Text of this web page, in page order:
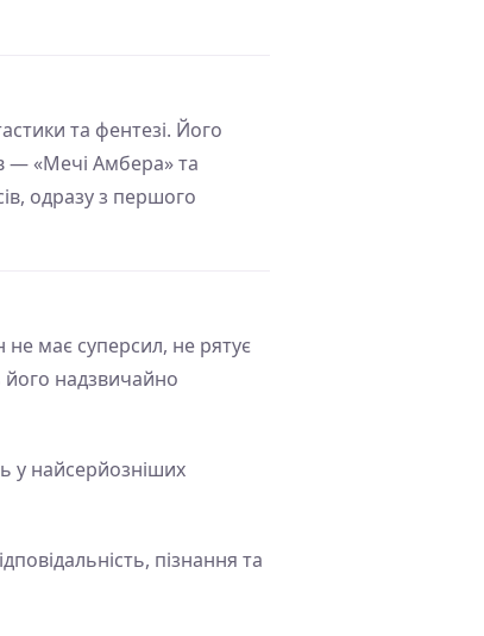
та фентезі. Його
— «Мечі Амбера» та
одразу з першого
не має суперсил, не рятує
його надзвичайно
у найсерйозніших
пізнання та